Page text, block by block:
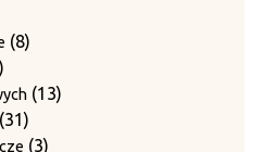
88
1313
3131
produktów
33